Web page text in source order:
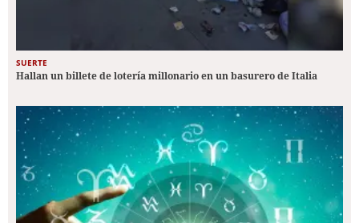
SUERTE
Hallan un billete de lotería millonario en un basurero de Italia